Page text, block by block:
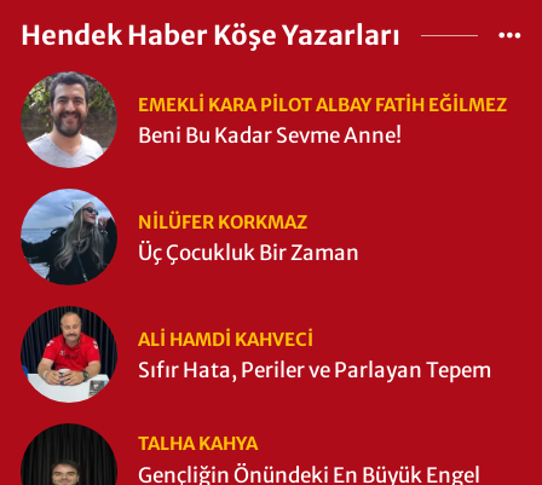
Hendek Haber Köşe Yazarları
EMEKLI KARA PILOT ALBAY FATIH EĞİLMEZ
Beni Bu Kadar Sevme Anne!
NILÜFER KORKMAZ
Üç Çocukluk Bir Zaman
ALI HAMDI KAHVECİ
Sıfır Hata, Periler ve Parlayan Tepem
TALHA KAHYA
Gençliğin Önündeki En Büyük Engel